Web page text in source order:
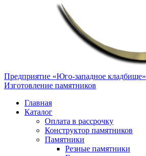
Предприятие «Юго-западное кладбище»
Изготовление памятников
Главная
Каталог
Оплата в рассрочку
Конструктор памятников
Памятники
Резные памятники